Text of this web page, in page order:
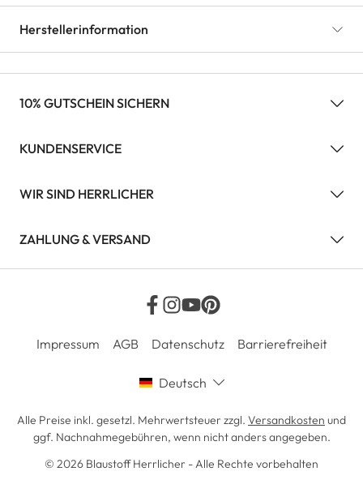
Herstellerinformation
10% GUTSCHEIN SICHERN
KUNDENSERVICE
WIR SIND HERRLICHER
ZAHLUNG & VERSAND
Impressum AGB Datenschutz Barrierefreiheit
Deutsch
Alle Preise inkl. gesetzl. Mehrwertsteuer zzgl. Versandkosten und
ggf. Nachnahmegebühren, wenn nicht anders angegeben.
© 2026 Blaustoff Herrlicher - Alle Rechte vorbehalten